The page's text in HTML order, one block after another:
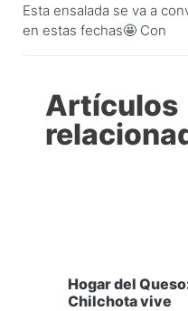
Esta ensalada se va a
en estas fechas🤩 Con
Artículos
Hogar del
Chilchota vive